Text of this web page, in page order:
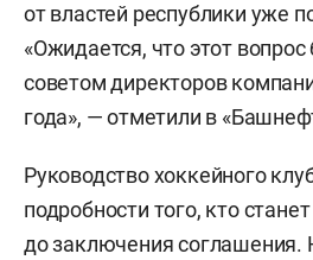
от властей республики уже
«Ожидается, что этот
советом директоров
года», — отметили в
Руководство хоккейного
подробности того, кто
до заключения соглашения.